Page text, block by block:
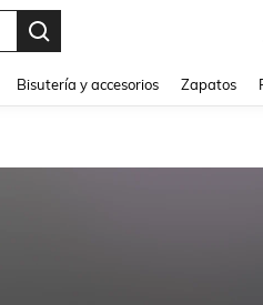
Bisutería y accesorios Zapatos